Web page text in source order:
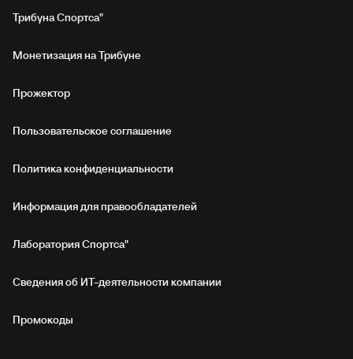
Трибуна Спортса"
Монетизация на Трибуне
Прожектор
Пользовательское соглашение
Политика конфиденциальности
Информация для правообладателей
Лаборатория Спортса"
Сведения об ИТ‑деятельности компании
Промокоды